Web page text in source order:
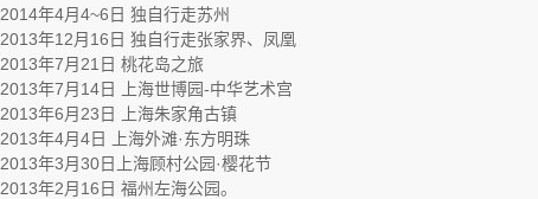
2014年4月4~6日 独自行走苏州
2013年12月16日 独自行走张家界、凤凰
2013年7月21日 桃花岛之旅
2013年7月14日 上海世博园-中华艺术宫
2013年6月23日 上海朱家角古镇
2013年4月4日 上海外滩·东方明珠
2013年3月30日上海顾村公园·樱花节
2013年2月16日 福州左海公园。